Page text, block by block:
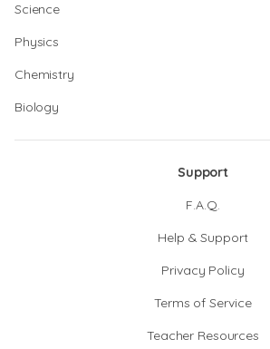
Science
Physics
Chemistry
Biology
Support
F.A.Q.
Help & Support
Privacy Policy
Terms of Service
Teacher Resources